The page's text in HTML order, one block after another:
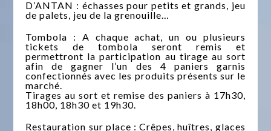
D’ANTAN : échasses pour petits et grands, jeu
de palets, jeu de la grenouille…
Tombola : A chaque achat, un ou plusieurs
tickets de tombola seront remis et
permettront la participation au tirage au sort
afin de gagner l’un des 4 paniers garnis
confectionnés avec les produits présents sur le
marché.
Tirages au sort et remise des paniers à 17h30,
18h00, 18h30 et 19h30.
Restauration sur place : Crêpes, huîtres, glaces